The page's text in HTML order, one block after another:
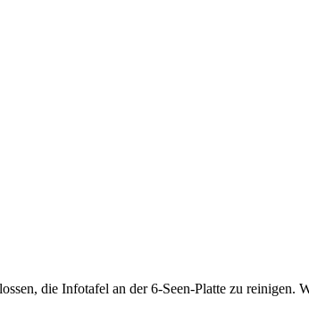
die Infotafel an der 6-Seen-Platte zu reinigen.